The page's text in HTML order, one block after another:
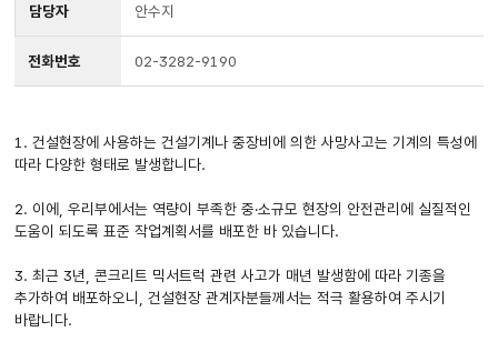
담당자 안수지
전화번호 02-3282-9190
1. 건설현장에 사용하는 건설기계나 중장비에 의한 사망사고는 기계의 특성에
따라 다양한 형태로 발생합니다.
2. 이에, 우리부에서는 역량이 부족한 중·소규모 현장의 안전관리에 실질적인
도움이 되도록 표준 작업계획서를 배포한 바 있습니다.
3. 최근 3년, 콘크리트 믹서트럭 관련 사고가 매년 발생함에 따라 기종을
추가하여 배포하오니, 건설현장 관계자분들께서는 적극 활용하여 주시기
바랍니다.